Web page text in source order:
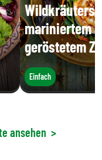
mariniertem
geröstetem
Einfach
ansehen >